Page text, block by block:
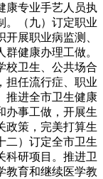
康专业手艺人员执
。（九）订定职业
展职业病监测、
健康办理工做。
校卫生、公共场合
担任流行症、职业
推进全市卫生健康
办事工做，开展生
政策，完美打算生
二）订定全市卫生
科研项目。推进卫
教育和继续医学教